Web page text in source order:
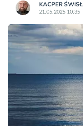
KACPER
21.05.2025 10:35